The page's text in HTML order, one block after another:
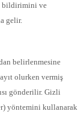
bildirimini ve
gelir.
belirlenmesine
olurken vermiş
gönderilir. Gizli
yöntemini kullanarak